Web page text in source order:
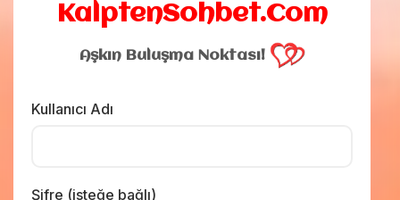
KalptenSohbet.Com
Aşkın Buluşma Noktası!
Kullanıcı Adı
Şifre (isteğe bağlı)